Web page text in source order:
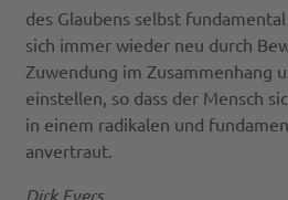
des Glaubens selbst
sich immer wieder neu durch
Zuwendung im Zusammenhang
einstellen, so dass der Mensch
in einem radikalen und
anvertraut.
Dirk Evers